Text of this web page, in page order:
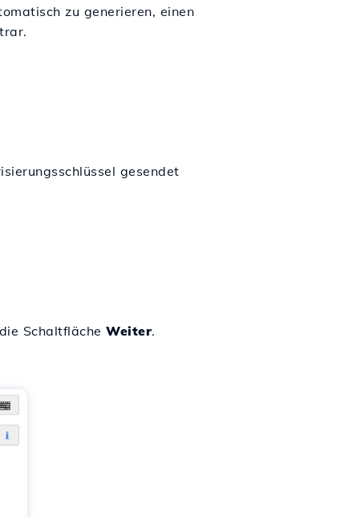
zu generieren, einen
gesendet
Schaltfläche Weiter.